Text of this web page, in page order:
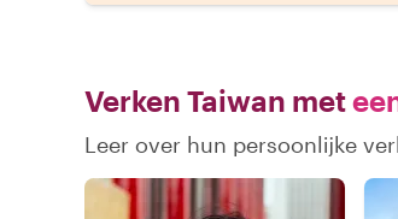
Verken Taiwan met
Leer over hun persoonlijke